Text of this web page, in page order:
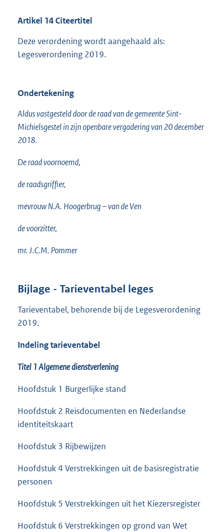
Artikel 14 Citeertitel
Deze verordening wordt aangehaald als:
Legesverordening 2019.
Ondertekening
Aldus vastgesteld door de raad van de gemeente Sint-
Michielsgestel in zijn openbare vergadering van 20 december
2018.
De raad voornoemd,
de raadsgriffier,
mevrouw N.A. Hoogerbrug – van de Ven
de voorzitter,
mr. J.C.M. Pommer
Bijlage - Tarieventabel leges
Tarieventabel, behorende bij de Legesverordening
2019.
Indeling tarieventabel
Titel 1 Algemene dienstverlening
Hoofdstuk 1 Burgerlijke stand
Hoofdstuk 2 Reisdocumenten en Nederlandse
identiteitskaart
Hoofdstuk 3 Rijbewijzen
Hoofdstuk 4 Verstrekkingen uit de basisregistratie
personen
Hoofdstuk 5 Verstrekkingen uit het Kiezersregister
Hoofdstuk 6 Verstrekkingen op grond van Wet